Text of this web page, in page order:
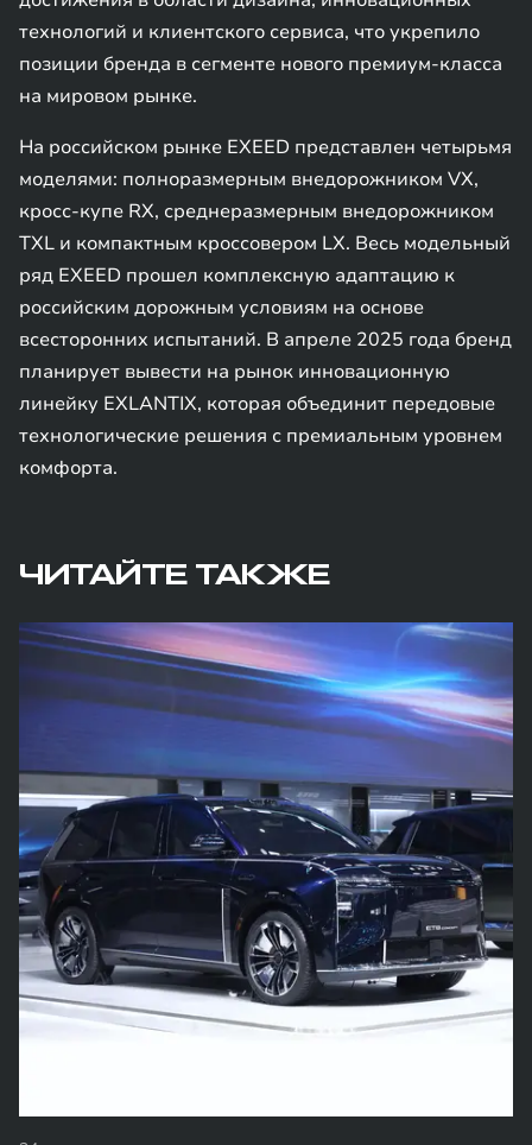
технологий и клиентского сервиса, что укрепило
позиции бренда в сегменте нового премиум-класса
на мировом рынке.
На российском рынке EXEED представлен четырьмя
моделями: полноразмерным внедорожником VX,
кросс-купе RX, среднеразмерным внедорожником
TXL и компактным кроссовером LX. Весь модельный
ряд EXEED прошел комплексную адаптацию к
российским дорожным условиям на основе
всесторонних испытаний. В апреле 2025 года бренд
планирует вывести на рынок инновационную
линейку EXLANTIX, которая объединит передовые
технологические решения с премиальным уровнем
комфорта.
ЧИТАЙТЕ ТАКЖЕ